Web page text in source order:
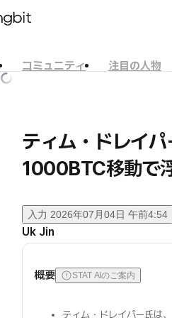
コミュニティ
注目の人物
ティム・ドレイ
1000BTC移動で
入力 2026年07月04日 午前4:54
Uk Jin
概要 STAT AIのご案内
ティム・ドレイパー氏は